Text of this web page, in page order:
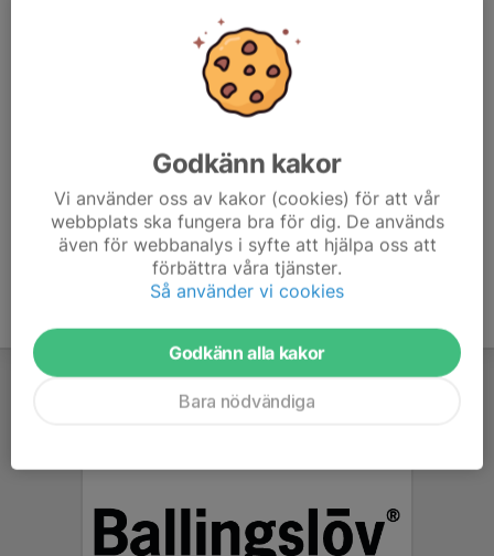
Ekonomi (vad går era pengar till?)
Besök av ungdomsansvarig
Godkänn kakor
Vi använder oss av kakor (cookies) för att vår
webbplats ska fungera bra för dig. De används
även för webbanalys i syfte att hjälpa oss att
förbättra våra tjänster.
Så använder vi cookies
Godkänn alla kakor
Bara nödvändiga